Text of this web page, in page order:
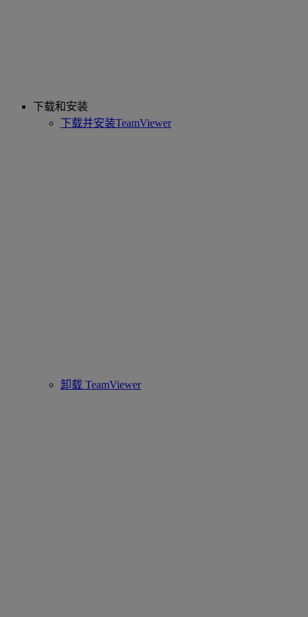
下载和安装
下载并安装TeamViewer
卸载 TeamViewer